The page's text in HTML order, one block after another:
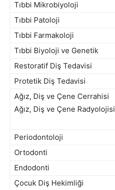
Tıbbi Mikrobiyoloji
Tıbbi Patoloji
Tıbbi Farmakoloji
Tıbbi Biyoloji ve Genetik
Restoratif Diş Tedavisi
Protetik Diş Tedavisi
Ağız, Diş ve Çene Cerrahisi
Ağız, Diş ve Çene Radyolojisi
Periodontoloji
Ortodonti
Endodonti
Çocuk Diş Hekimliği